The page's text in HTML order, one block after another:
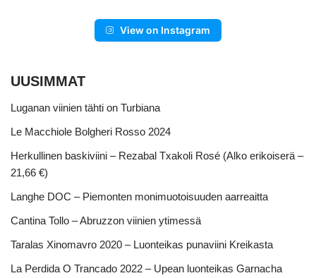
View on Instagram
UUSIMMAT
Luganan viinien tähti on Turbiana
Le Macchiole Bolgheri Rosso 2024
Herkullinen baskiviini – Rezabal Txakoli Rosé (Alko erikoiserä –
21,66 €)
Langhe DOC – Piemonten monimuotoisuuden aarreaitta
Cantina Tollo – Abruzzon viinien ytimessä
Taralas Xinomavro 2020 – Luonteikas punaviini Kreikasta
La Perdida O Trancado 2022 – Upean luonteikas Garnacha